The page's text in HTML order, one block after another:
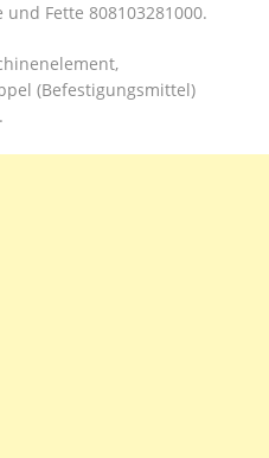
Fette 808103281000.
(Befestigungsmittel)